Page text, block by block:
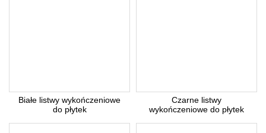
Białe listwy wykończeniowe
do płytek
Czarne listwy
wykończeniowe do płytek